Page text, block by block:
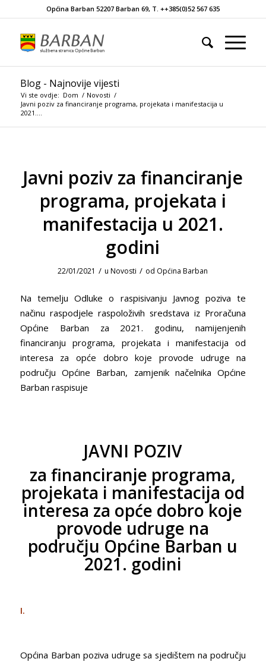
Općina Barban 52207 Barban 69, T. ++385(0)52 567 635
Blog - Najnovije vijesti
Vi ste ovdje: Dom / Novosti /
Javni poziv za financiranje programa, projekata i manifestacija u
2021....
Javni poziv za financiranje
programa, projekata i
manifestacija u 2021.
godini
22/01/2021 / uNovosti / od Općina Barban
Na temelju Odluke o raspisivanju Javnog poziva te
načinu raspodjele raspoloživih sredstava iz Proračuna
Općine Barban za 2021. godinu, namijenjenih
financiranju programa, projekata i manifestacija od
interesa za opće dobro koje provode udruge na
području Općine Barban, zamjenik načelnika Općine
Barban raspisuje
JAVNI POZIV
za financiranje programa,
projekata i manifestacija od
interesa za opće dobro koje
provode udruge na
području Općine Barban u
2021. godini
I.
Općina Barban poziva udruge sa sjedištem na području